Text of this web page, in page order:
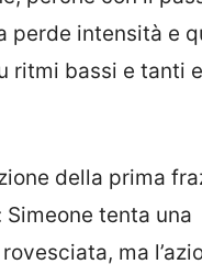
perde intensità e
ritmi bassi e tanti
della prima
Simeone tenta una
ma